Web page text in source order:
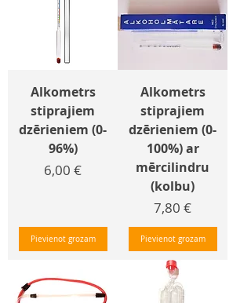
Alkometrs
stiprajiem
dzērieniem (0-
96%)
Cena
6,00 €
Pievienot grozam
Alkometrs
stiprajiem
dzērieniem (0-
100%) ar
mērcilindru
(kolbu)
Cena
7,80 €
Pievienot grozam